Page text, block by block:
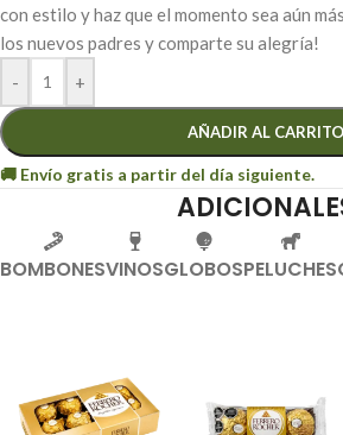
con estilo y haz que el momento sea aún
los nuevos padres y comparte su alegría!
-
+
AÑADIR AL CARRITO
BOMBONESVINOSGLOBOSPELUCHES